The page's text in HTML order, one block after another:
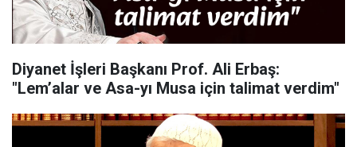
Diyanet İşleri Başkanı Prof. Ali Erbaş:
"Lem’alar ve Asa-yı Musa için talimat verdim"